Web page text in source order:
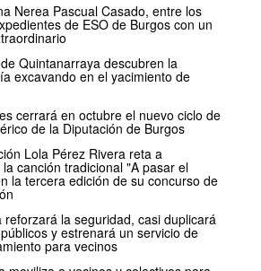
Nerea Pascual Casado, entre los
de ESO de Burgos con un
Quintanarraya descubren la
excavando en el yacimiento de
cerrará en octubre el nuevo ciclo de
de la Diputación de Burgos
Lola Pérez Rivera reta a
canción tradicional "A pasar el
la tercera edición de su concurso de
reforzará la seguridad, casi duplicará
y estrenará un servicio de
para vecinos